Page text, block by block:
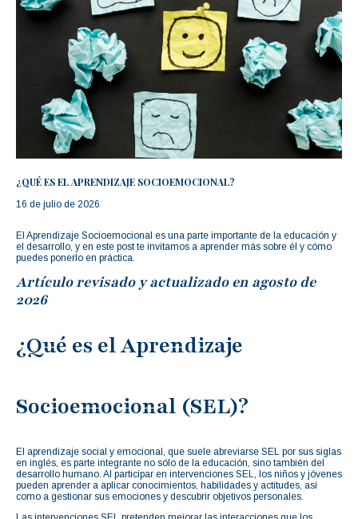
¿QUÉ ES EL APRENDIZAJE SOCIOEMOCIONAL?
16 de julio de 2026
El Aprendizaje Socioemocional es una parte importante de la educación y
el desarrollo, y en este post te invitamos a aprender más sobre él y cómo
puedes ponerlo en práctica.
Artículo revisado y actualizado en agosto de
2026
¿Qué es el Aprendizaje
Socioemocional (SEL)?
El aprendizaje social y emocional, que suele abreviarse SEL por sus siglas
en inglés, es parte integrante no sólo de la educación, sino también del
desarrollo humano. Al participar en intervenciones SEL, los niños y jóvenes
pueden aprender a aplicar conocimientos, habilidades y actitudes, así
como a gestionar sus emociones y descubrir objetivos personales.